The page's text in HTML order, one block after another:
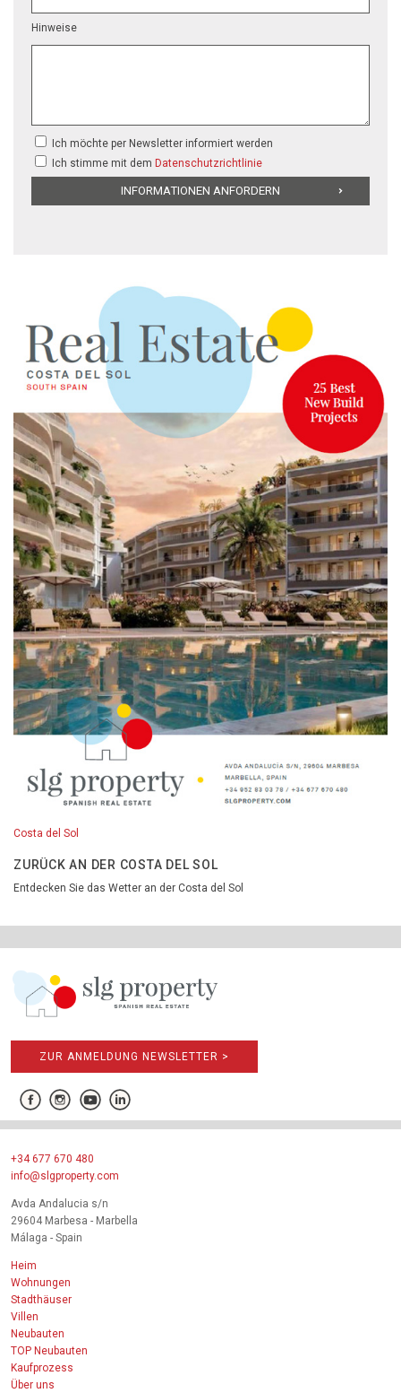
Hinweise
Ich möchte per Newsletter informiert werden
Ich stimme mit dem Datenschutzrichtlinie
Costa del Sol
ZURÜCK AN DER COSTA DEL SOL
Entdecken Sie das Wetter an der Costa del Sol
ZUR ANMELDUNG NEWSLETTER >
+34 677 670 480
info@slgproperty.com
Avda Andalucia s/n
29604 Marbesa - Marbella
Málaga - Spain
Heim
Wohnungen
Stadthäuser
Villen
Neubauten
TOP Neubauten
Kaufprozess
Über uns